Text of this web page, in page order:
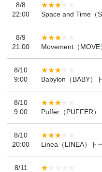
8/8
22:00
Space and Time（
8/9
21:00
Movement（
8/10
9:00
Babylon（BABY）
8/10
9:00
Puffer（PUFFER
8/10
20:00
Linea（LINEA）ト
8/11